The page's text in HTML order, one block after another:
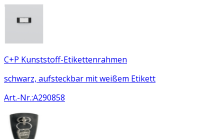
C+P Kunststoff-Etikettenrahmen
schwarz, aufsteckbar mit weißem Etikett
Art.-Nr.:A290858